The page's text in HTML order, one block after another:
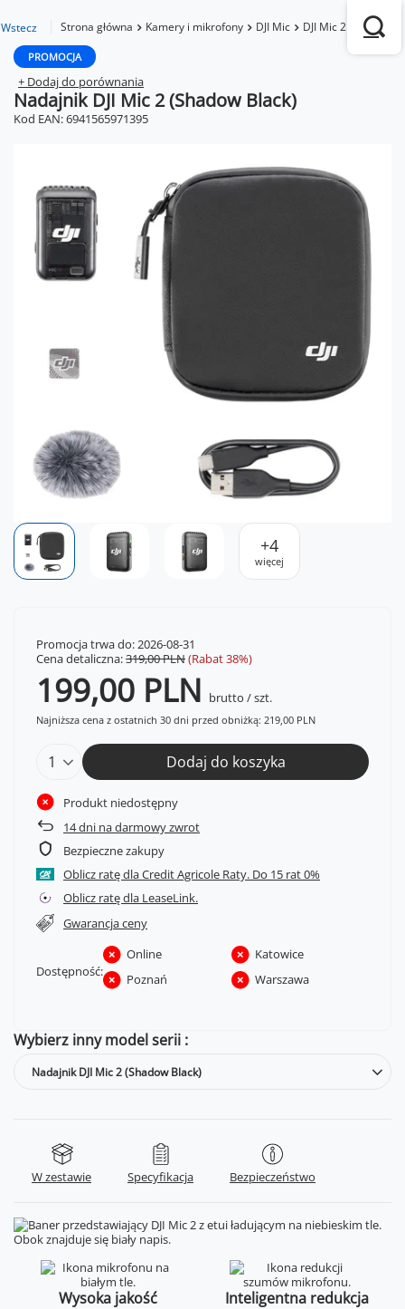
Wstecz Strona główna Kamery i mikrofony DJI Mic DJI Mic 2
PROMOCJA
+ Dodaj do porównania
Nadajnik DJI Mic 2 (Shadow Black)
Kod EAN: 6941565971395
+4
więcej
Wybierz inny model serii
Nadajnik DJI Mic 2 (Shadow Black)
Cena detaliczna:319,00 PLN(Rabat38%)
199,00 PLN brutto /szt.
Najniższa cena z ostatnich 30 dni przed obniżką: 219,00 PLN
Promocja trwa do: 2026-08-31
Dodaj do koszyka
Produkt niedostępny
14dni na darmowy zwrot
Bezpieczne zakupy
Oblicz ratę dla Credit Agricole Raty.
Oblicz ratę dla LeaseLink.
Gwarancja ceny
Dostępność:
Online
Katowice
Poznań
Warszawa
W zestawie Specyfikacja Bezpieczeństwo
Wysoka jakość
Inteligentna redukcja